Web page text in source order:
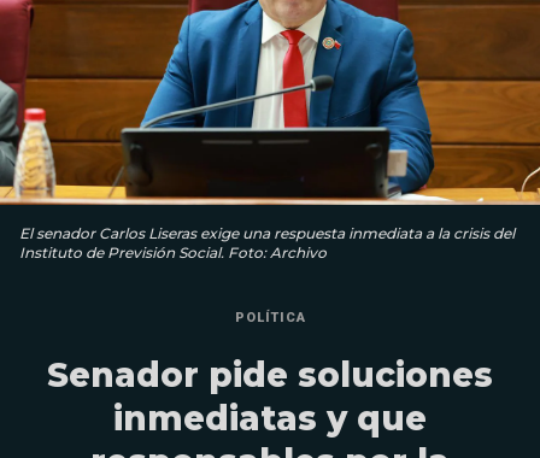
El senador Carlos Liseras exige una respuesta inmediata a la crisis del
Instituto de Previsión Social. Foto: Archivo
POLÍTICA
Senador pide soluciones
inmediatas y que